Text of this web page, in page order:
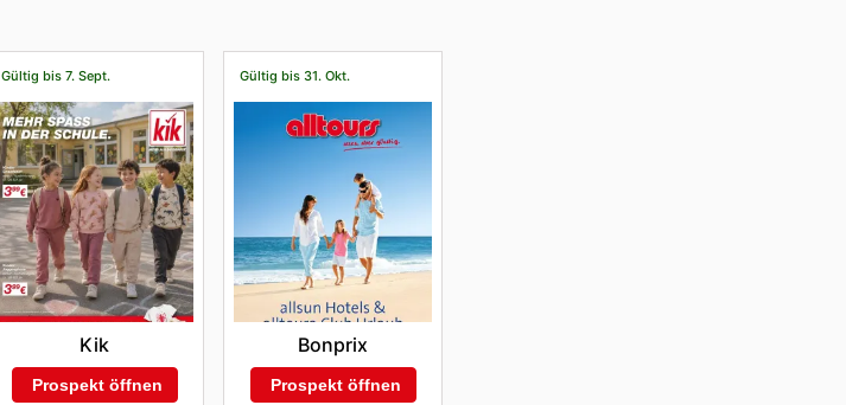
Gültig bis 7. Sept.
Kik
Prospekt öffnen
Gültig bis 31. Okt.
Bonprix
Prospekt öffnen